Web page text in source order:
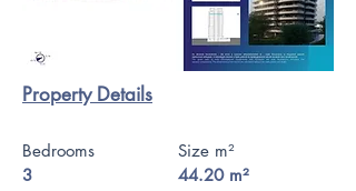
Property Details
Bedrooms
3
Size m²
44.20 m²